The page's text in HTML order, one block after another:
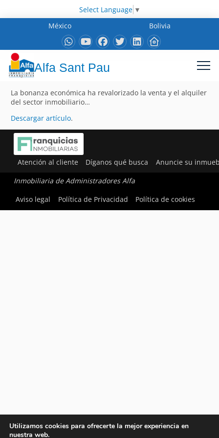
Select Language ▼
México
Bolivia
Alfa Sant Pau
La bonanza económica ha revalorizado la venta y el alquiler
del sector inmobiliario…
Descargar artículo.
Atención al cliente Díganos qué busca Anuncie su
Inmobiliaria de Administradores Alfa
Aviso legal
Política de Privacidad Política de cookies
Utilizamos cookies para ofrecerte la mejor experiencia en
nuestra web.